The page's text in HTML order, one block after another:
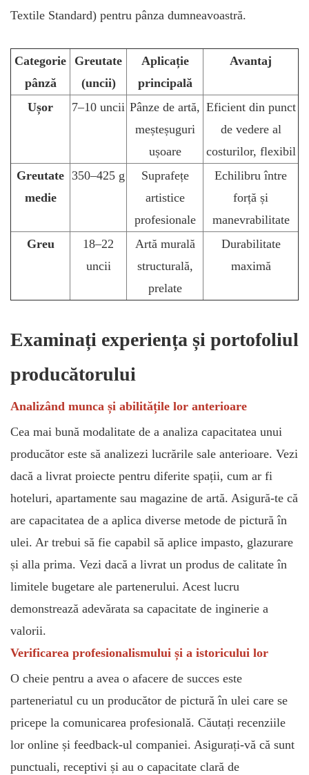
Textile Standard) pentru pânza dumneavoastră.
Categorie
pânză
Greutate
(uncii)
Aplicație
principală
Avantaj
Ușor 7–10 uncii Pânze de artă,
meșteșuguri
ușoare
Eficient din punct
de vedere al
costurilor, flexibil
Greutate
medie
350–425 g
Suprafețe
artistice
profesionale
Echilibru între
forță și
manevrabilitate
Greu
18–22
uncii
Artă murală
structurală,
prelate
Durabilitate
maximă
Examinați experiența și portofoliul
producătorului
Analizând munca și abilitățile lor anterioare
Cea mai bună modalitate de a analiza capacitatea unui
producător este să analizezi lucrările sale anterioare. Vezi
dacă a livrat proiecte pentru diferite spații, cum ar fi
hoteluri, apartamente sau magazine de artă. Asigură-te că
are capacitatea de a aplica diverse metode de pictură în
ulei. Ar trebui să fie capabil să aplice impasto, glazurare
și alla prima. Vezi dacă a livrat un produs de calitate în
limitele bugetare ale partenerului. Acest lucru
demonstrează adevărata sa capacitate de inginerie a
valorii.
Verificarea profesionalismului și a istoricului lor
O cheie pentru a avea o afacere de succes este
parteneriatul cu un producător de pictură în ulei care se
pricepe la comunicarea profesională. Căutați recenziile
lor online și feedback-ul companiei. Asigurați-vă că sunt
punctuali, receptivi și au o capacitate clară de